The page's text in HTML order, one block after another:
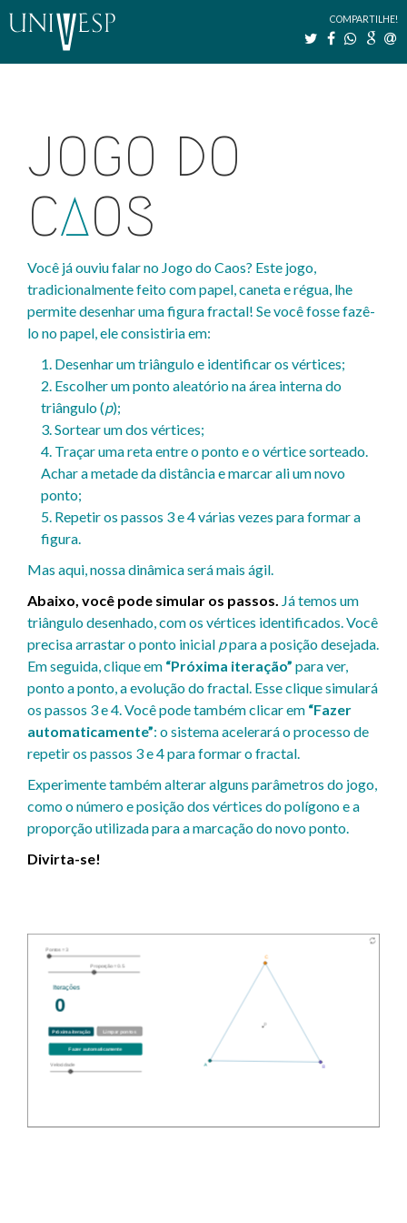
COMPARTILHE!
JOGO DO
CAOS
Você já ouviu falar no Jogo do Caos? Este jogo,
tradicionalmente feito com papel, caneta e régua, lhe
permite desenhar uma figura fractal! Se você fosse fazê-
lo no papel, ele consistiria em:
1. Desenhar um triângulo e identificar os vértices;
2. Escolher um ponto aleatório na área interna do
triângulo (p);
3. Sortear um dos vértices;
4. Traçar uma reta entre o ponto e o vértice sorteado.
Achar a metade da distância e marcar ali um novo
ponto;
5. Repetir os passos 3 e 4 várias vezes para formar a
figura.
Mas aqui, nossa dinâmica será mais ágil.
Abaixo, você pode simular os passos. Já temos um
triângulo desenhado, com os vértices identificados. Você
precisa arrastar o ponto inicial ppara a posição desejada.
Em seguida, clique em “Próxima iteração” para ver,
ponto a ponto, a evolução do fractal. Esse clique simulará
os passos 3 e 4. Você pode também clicar em “Fazer
automaticamente”: o sistema acelerará o processo de
repetir os passos 3 e 4 para formar o fractal.
Experimente também alterar alguns parâmetros do jogo,
como o número e posição dos vértices do polígono e a
proporção utilizada para a marcação do novo ponto.
Divirta-se!